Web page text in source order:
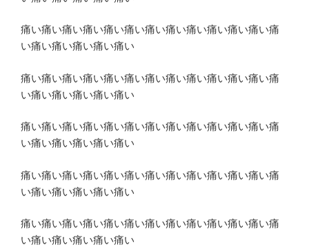
痛い痛い痛い痛い痛い痛い痛い痛い痛い痛い痛い痛い痛
い痛い痛い痛い痛い痛い
痛い痛い痛い痛い痛い痛い痛い痛い痛い痛い痛い痛い痛
い痛い痛い痛い痛い痛い
痛い痛い痛い痛い痛い痛い痛い痛い痛い痛い痛い痛い痛
い痛い痛い痛い痛い痛い
痛い痛い痛い痛い痛い痛い痛い痛い痛い痛い痛い痛い痛
い痛い痛い痛い痛い痛い
痛い痛い痛い痛い痛い痛い痛い痛い痛い痛い痛い痛い痛
い痛い痛い痛い痛い痛い